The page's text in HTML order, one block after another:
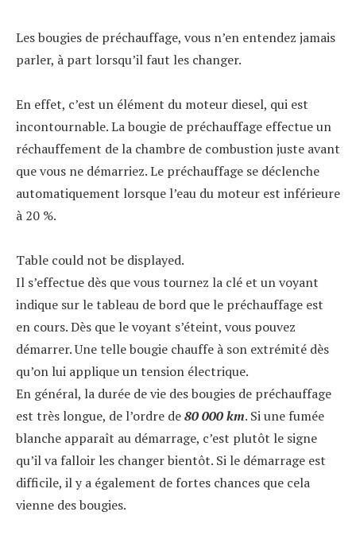
Les bougies de préchauffage, vous n’en entendez jamais
parler, à part lorsqu’il faut les changer.
En effet, c’est un élément du moteur diesel, qui est
incontournable. La bougie de préchauffage effectue un
réchauffement de la chambre de combustion juste avant
que vous ne démarriez. Le préchauffage se déclenche
automatiquement lorsque l’eau du moteur est inférieure
à 20 %.
Table could not be displayed.
Il s’effectue dès que vous tournez la clé et un voyant
indique sur le tableau de bord que le préchauffage est
en cours. Dès que le voyant s’éteint, vous pouvez
démarrer. Une telle bougie chauffe à son extrémité dès
qu’on lui applique un tension électrique.
En général, la durée de vie des bougies de préchauffage
est très longue, de l’ordre de80 000 km. Si une fumée
blanche apparaît au démarrage, c’est plutôt le signe
qu’il va falloir les changer bientôt. Si le démarrage est
difficile, il y a également de fortes chances que cela
vienne des bougies.